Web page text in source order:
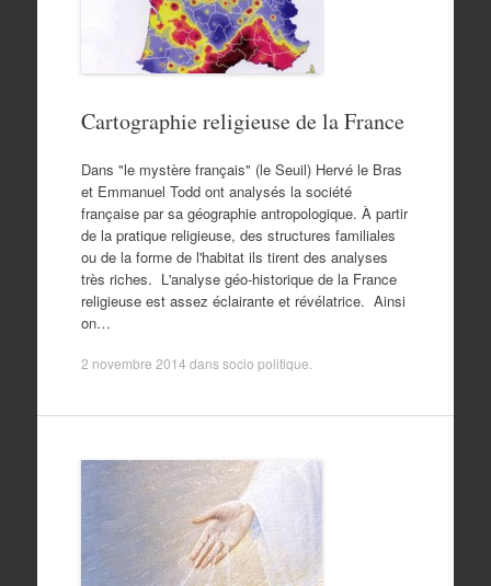
Cartographie religieuse de la France
Dans "le mystère français" (le Seuil) Hervé le Bras
et Emmanuel Todd ont analysés la société
française par sa géographie antropologique. À partir
de la pratique religieuse, des structures familiales
ou de la forme de l'habitat ils tirent des analyses
très riches. L'analyse géo-historique de la France
religieuse est assez éclairante et révélatrice. Ainsi
on…
2 novembre 2014 danssocio politique